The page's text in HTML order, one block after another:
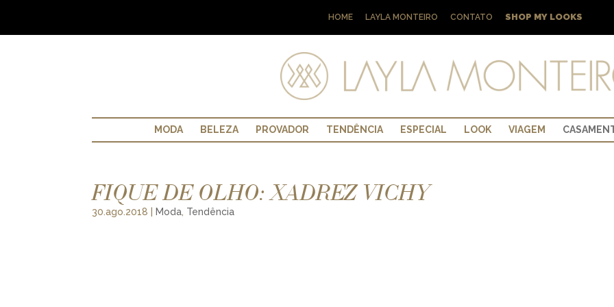
HOME LAYLA MONTEIRO CONTATO SHOP MY LOOKS
MODA BELEZA PROVADOR TENDÊNCIA ESPECIAL LOOK VIAGEM
FIQUE DE OLHO: XADREZ VICHY
30.ago.2018 Moda, Tendência